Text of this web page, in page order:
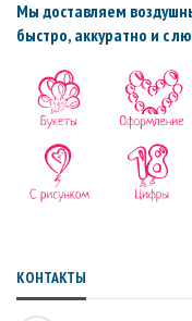
Мы доставляем
быстро, аккуратно и с
КОНТАКТЫ